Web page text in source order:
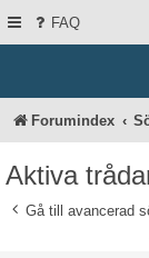
FAQ
Forumindex
Aktiva
Gå till avancerad